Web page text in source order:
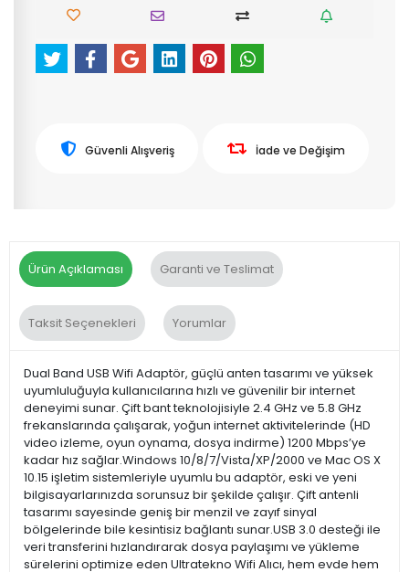
Güvenli Alışveriş İade ve Değişim
Ürün Açıklaması Garanti ve Teslimat
Taksit Seçenekleri Yorumlar
Dual Band USB Wifi Adaptör, güçlü anten tasarımı ve yüksek
uyumluluğuyla kullanıcılarına hızlı ve güvenilir bir internet
deneyimi sunar. Çift bant teknolojisiyle 2.4 GHz ve 5.8 GHz
frekanslarında çalışarak, yoğun internet aktivitelerinde (HD
video izleme, oyun oynama, dosya indirme) 1200 Mbps’ye
kadar hız sağlar.Windows 10/8/7/Vista/XP/2000 ve Mac OS X
10.15 işletim sistemleriyle uyumlu bu adaptör, eski ve yeni
bilgisayarlarınızda sorunsuz bir şekilde çalışır. Çift antenli
tasarımı sayesinde geniş bir menzil ve zayıf sinyal
bölgelerinde bile kesintisiz bağlantı sunar.USB 3.0 desteği ile
veri transferini hızlandırarak dosya paylaşımı ve yükleme
sürelerini optimize eden Ultratekno Wifi Alıcı, hem evde hem